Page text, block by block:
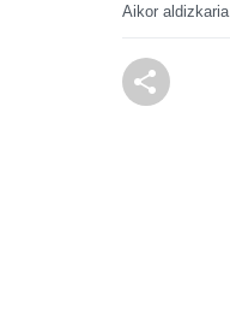
Aikor aldizkaria